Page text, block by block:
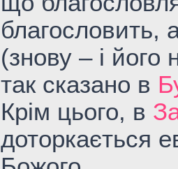
благословить,
(знову – і
так сказано в
Крім цього, в
доторкається